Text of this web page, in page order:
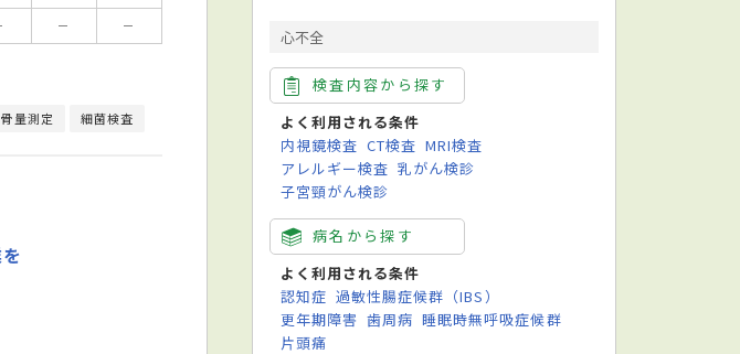
－ －
骨量測定 細菌検査 終夜睡眠ポリグラフ検査(PSG) 心電図検査
心不全
検査内容から探す
よく利用される条件
内視鏡検査 CT検査 MRI検査
アレルギー検査 乳がん検診
子宮頸がん検診
病名から探す
よく利用される条件
認知症 過敏性腸症候群（IBS）
更年期障害 歯周病 睡眠時無呼吸症候群
片頭痛